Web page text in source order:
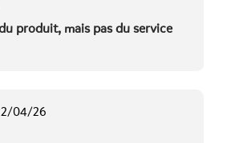
produit, mais pas du service
04/26